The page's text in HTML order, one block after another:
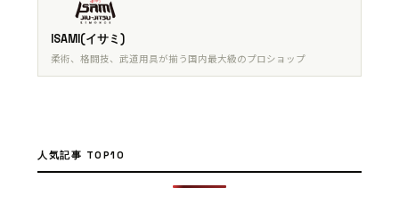
ISAMI(イサミ)
柔術、格闘技、武道用具が揃う国内最大級のプロショップ
人気記事 TOP10